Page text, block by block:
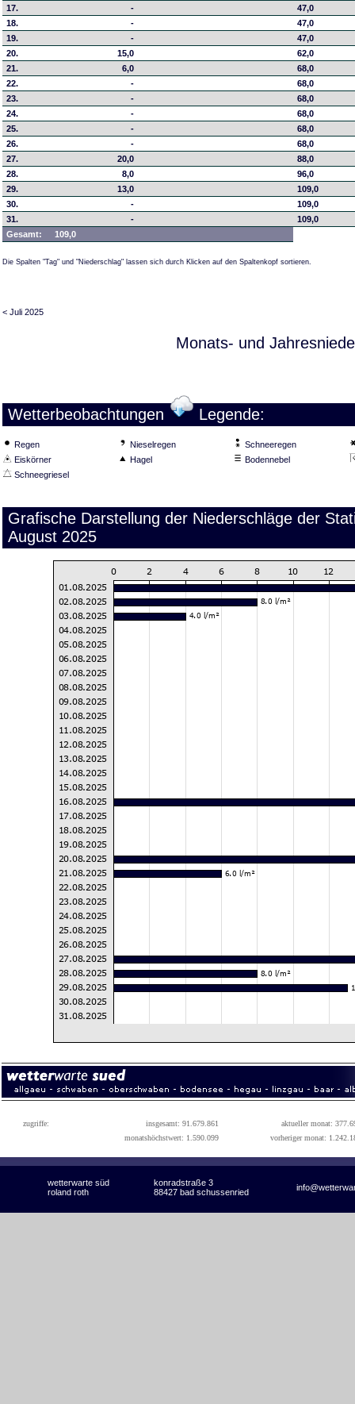
17.
-
47,0
18.
-
47,0
19.
-
47,0
20.
15,0
62,0
21.
6,0
68,0
22.
-
68,0
23.
-
68,0
24.
-
68,0
25.
-
68,0
26.
-
68,0
27.
20,0
88,0
28.
8,0
96,0
29.
13,0
109,0
30.
-
109,0
31.
-
109,0
Gesamt:
109,0
Die Spalten "Tag" und "Niederschlag" lassen sich durch Klicken auf den Spaltenkopf sortieren.
< Juli 2025
Monats- und
Wetterbeobachtungen Legende:
Regen Nieselregen
Schneeregen
Eiskörner
Hagel
Bodennebel
Schneegriesel
Grafische Darstellung der Niederschläge der
August 2025
zugriffe: insgesamt: 91.679.861
aktueller monat:
monatshöchstwert: 1.590.099
vorheriger monat:
wetterwarte süd konradstraße 3
roland roth 88427 bad schussenried